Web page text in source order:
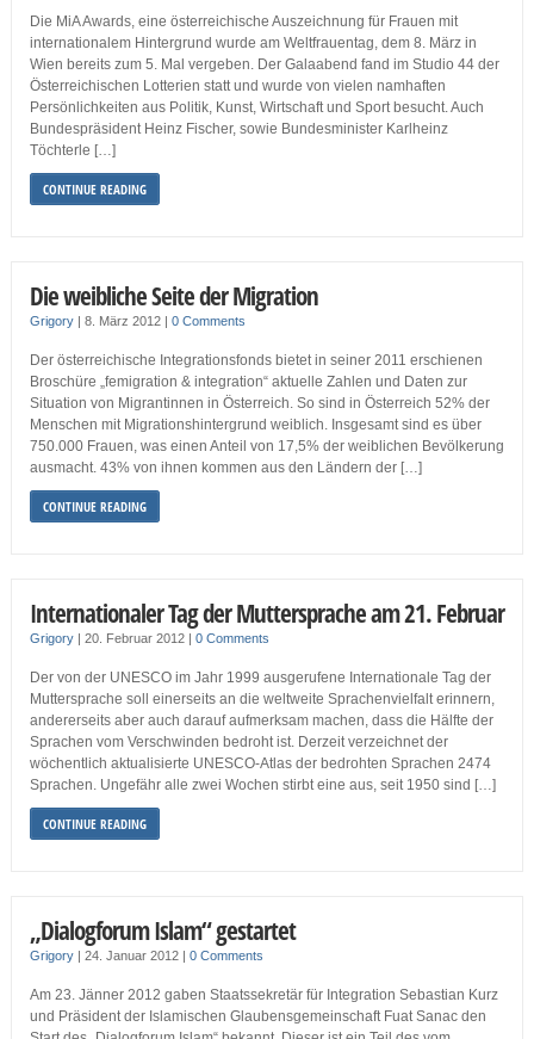
Die MiA Awards, eine österreichische Auszeichnung für Frauen mit
internationalem Hintergrund wurde am Weltfrauentag, dem 8. März in
Wien bereits zum 5. Mal vergeben. Der Galaabend fand im Studio 44 der
Österreichischen Lotterien statt und wurde von vielen namhaften
Persönlichkeiten aus Politik, Kunst, Wirtschaft und Sport besucht. Auch
Bundespräsident Heinz Fischer, sowie Bundesminister Karlheinz
Töchterle […]
CONTINUE READING
Die weibliche Seite der Migration
Grigory| 8. März 2012 | 0 Comments
Der österreichische Integrationsfonds bietet in seiner 2011 erschienen
Broschüre „femigration & integration“ aktuelle Zahlen und Daten zur
Situation von Migrantinnen in Österreich. So sind in Österreich 52% der
Menschen mit Migrationshintergrund weiblich. Insgesamt sind es über
750.000 Frauen, was einen Anteil von 17,5% der weiblichen Bevölkerung
ausmacht. 43% von ihnen kommen aus den Ländern der […]
CONTINUE READING
Internationaler Tag der Muttersprache am 21. Februar
Grigory| 20. Februar 2012 | 0 Comments
Der von der UNESCO im Jahr 1999 ausgerufene Internationale Tag der
Muttersprache soll einerseits an die weltweite Sprachenvielfalt erinnern,
andererseits aber auch darauf aufmerksam machen, dass die Hälfte der
Sprachen vom Verschwinden bedroht ist. Derzeit verzeichnet der
wöchentlich aktualisierte UNESCO-Atlas der bedrohten Sprachen 2474
Sprachen. Ungefähr alle zwei Wochen stirbt eine aus, seit 1950 sind […]
CONTINUE READING
„Dialogforum Islam“ gestartet
Grigory| 24. Januar 2012 | 0 Comments
Am 23. Jänner 2012 gaben Staatssekretär für Integration Sebastian Kurz
und Präsident der Islamischen Glaubensgemeinschaft Fuat Sanac den